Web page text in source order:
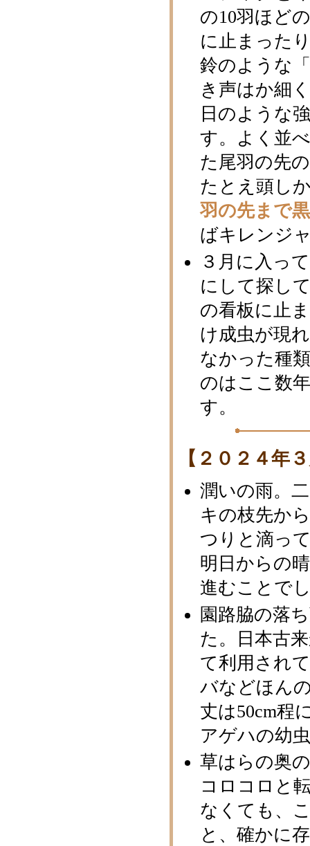
の10羽ほど
に止まった
鈴のような
き声はか細
日のような
す。よく並
た尾羽の先
たとえ頭し
羽の先まで
ばキレンジ
３月に入っ
にして探し
の看板に止
け成虫が現
なかった種
のはここ数
す。
【２０２４年
潤いの雨。
キの枝先か
つりと滴っ
明日からの
進むことで
園路脇の落
た。日本古
て利用され
バなどほん
丈は50cm程
アゲハの幼
草はらの奥
コロコロと
なくても、
と、確かに